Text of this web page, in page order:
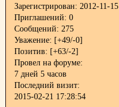
Зарегистрирован: 2012-11-15
Приглашений: 0
Сообщений: 275
Уважение: [+49/-0]
Позитив: [+63/-2]
Провел на форуме:
7 дней 5 часов
Последний визит:
2015-02-21 17:28:54